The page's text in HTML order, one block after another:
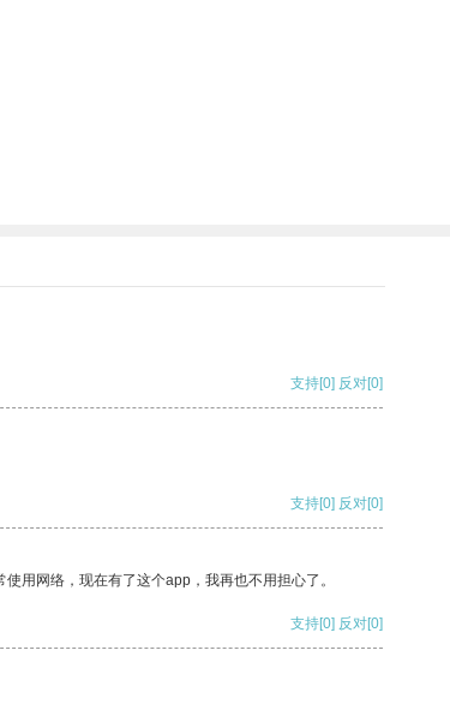
支持[0] 反对[0]
支持[0] 反对[0]
用网络，现在有了这个app，我再也不用担心了。
支持[0] 反对[0]